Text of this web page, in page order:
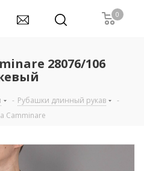
0
28076/106
- Рубашки длинный рукав
-
Camminare